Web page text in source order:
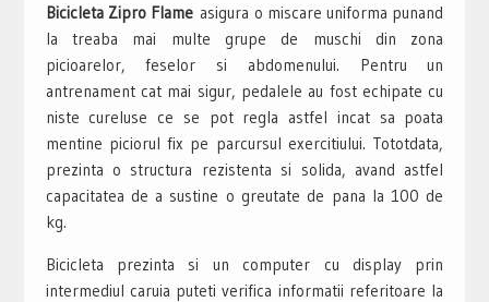
Bicicleta Zipro Flame asigura o miscare uniforma punand
la treaba mai multe grupe de muschi din zona
picioarelor, feselor si abdomenului. Pentru un
antrenament cat mai sigur, pedalele au fost echipate cu
niste cureluse ce se pot regla astfel incat sa poata
mentine piciorul fix pe parcursul exercitiului. Tototdata,
prezinta o structura rezistenta si solida, avand astfel
capacitatea de a sustine o greutate de pana la 100 de
kg.
Bicicleta prezinta si un computer cu display prin
intermediul caruia puteti verifica informatii referitoare la